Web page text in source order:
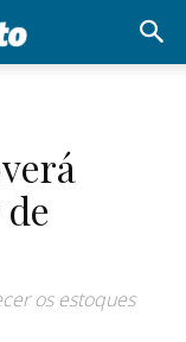
os estoques